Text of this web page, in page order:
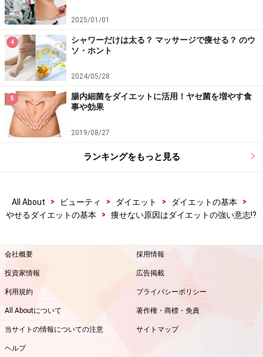
2025/01/01
4
シャワーだけは太る？ マッサージで痩せる？ のウ
ソ・ホント
2024/05/28
5
腸内細菌をダイエットに活用！ヤセ菌を増やす食
事や効果
2019/08/27
ランキングをもっと見る
All About > ビューティ > ダイエット > ダイエットの基本
>
やせるダイエットの基本
> 痩せない原因はダイエットの強い意志!?
会社概要 採用情報
投資家情報 広告掲載
利用規約 プライバシーポリシー
All Aboutについて 著作権・商標・免責
当サイトの情報についての注意 サイトマップ
ヘルプ